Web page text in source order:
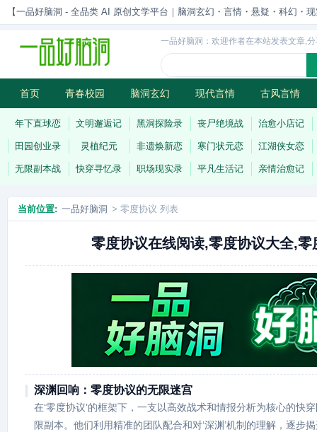
【一品好脑洞 - 全品类 AI 原创文学平台｜脑洞玄幻・言情・悬疑・科幻・
一品好脑洞：欢迎作者在本站发表文章,
首页 青春校园 脑洞玄幻 现代言情 古风言情
历史权谋 武侠江湖 灵异志怪 连载
年下直球恋 文明邂逅记 黑洞探险录 丧尸绝境战 治愈小店记
田园创业录 灵植纪元 非遗焕新恋 寒门状元恋 江湖侠女恋
无限副本战 快穿寻忆录 职场现实录 平凡生活记 亲情治愈记
当前位置: 一品好脑洞 > 零度协议 列表
零度协议在线阅读,零度协议大全,零
深渊回响：零度协议的无限迷宫
在‘零度协议’的框架下，一支以高效战术和情报分析为核心的快
限副本。他们利用精准的团队配合和对‘深渊’机制的理解，逐步